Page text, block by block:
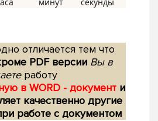
отличается тем что
PDF версии Вы в
работу
в WORD - документ и
качественно другие
работе с документом